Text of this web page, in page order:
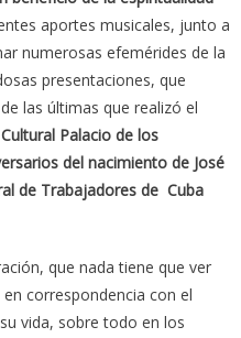
aportes musicales, junto a
numerosas efemérides de la
presentaciones, que
las últimas que realizó el
Palacio de los
del nacimiento de José
de Trabajadores de Cuba
que nada tiene que ver
correspondencia con el
vida, sobre todo en los